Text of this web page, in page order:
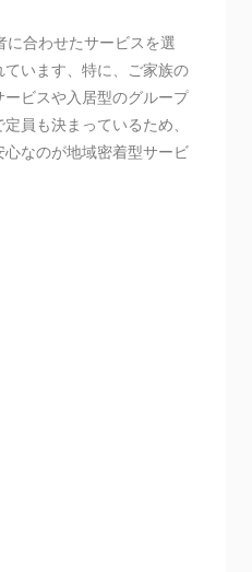
に合わせたサービスを選
います、特に、ご家族の
ビスや入居型のグループ
員も決まっているため、
なのが地域密着型サービ